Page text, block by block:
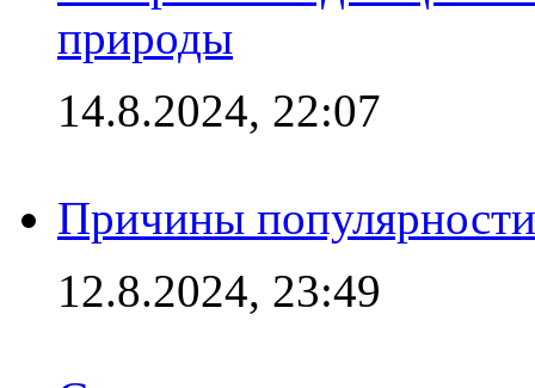
природы
14.8.2024, 22:07
Причины
12.8.2024, 23:49